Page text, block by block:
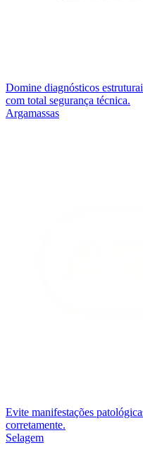
Domine diagnósticos
com total segurança técnica.
Argamassas
Evite manifestações
corretamente.
Selagem